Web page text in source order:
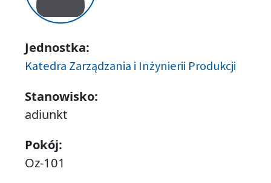
Jednostka:
Katedra Zarządzania i Inżynierii Produkcji
Stanowisko:
adiunkt
Pokój:
Oz-101